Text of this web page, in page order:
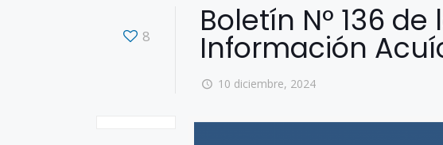
8 Boletín N° 136
Información
10 diciembre, 2024